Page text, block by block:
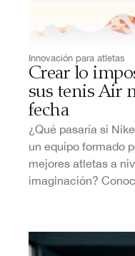
Innovación para atletas
Crear lo
sus tenis Air
fecha
¿Qué pasaría si
un equipo formado
mejores atletas a
imaginación?